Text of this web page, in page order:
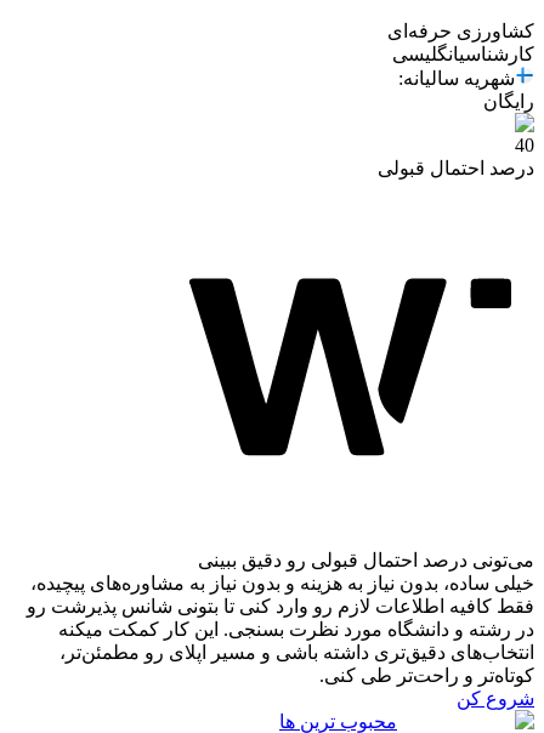
کشاورزی حرفه‌ای
کارشناسیانگلیسی
شهریه سالیانه:
رایگان
40
درصد احتمال قبولی
می‌تونی درصد احتمال قبولی رو دقیق ببینی
خیلی ساده، بدون نیاز به هزینه و بدون نیاز به مشاوره‌های پیچیده،
فقط کافیه اطلاعات لازم رو وارد کنی تا بتونی شانس پذیرشت رو
در رشته و دانشگاه مورد نظرت بسنجی. این کار کمکت میکنه
انتخاب‌های دقیق‌تری داشته باشی و مسیر اپلای رو مطمئن‌تر،
کوتاه‌تر و راحت‌تر طی کنی.
شروع کن
محبوب ترین ها